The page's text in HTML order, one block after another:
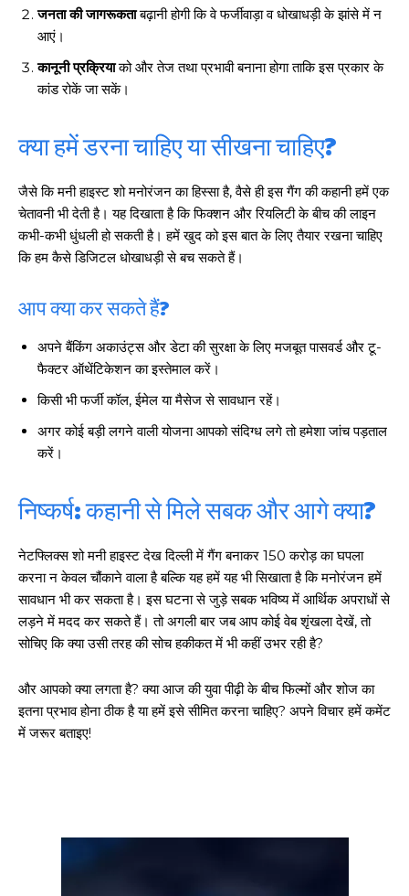
जनता की जागरूकताबढ़ानी होगी कि वे फर्जीवाड़ा व धोखाधड़ी के झांसे में न
आएं।
कानूनी प्रक्रियाको और तेज तथा प्रभावी बनाना होगा ताकि इस प्रकार के
कांड रोकें जा सकें।
क्या हमें डरना चाहिए या सीखना चाहिए?
जैसे कि मनी हाइस्ट शो मनोरंजन का हिस्सा है, वैसे ही इस गैंग की कहानी हमें एक
चेतावनी भी देती है। यह दिखाता है कि फिक्शन और रियलिटी के बीच की लाइन
कभी-कभी धुंधली हो सकती है। हमें खुद को इस बात के लिए तैयार रखना चाहिए
कि हम कैसे डिजिटल धोखाधड़ी से बच सकते हैं।
आप क्या कर सकते हैं?
अपने बैंकिंग अकाउंट्स और डेटा की सुरक्षा के लिए मजबूत पासवर्ड और टू-
फैक्टर ऑथेंटिकेशन का इस्तेमाल करें।
किसी भी फर्जी कॉल, ईमेल या मैसेज से सावधान रहें।
अगर कोई बड़ी लगने वाली योजना आपको संदिग्ध लगे तो हमेशा जांच पड़ताल
करें।
निष्कर्ष: कहानी से मिले सबक और आगे क्या?
नेटफ्लिक्स शो मनी हाइस्ट देख दिल्ली में गैंग बनाकर 150 करोड़ का घपला
करना न केवल चौंकाने वाला है बल्कि यह हमें यह भी सिखाता है कि मनोरंजन हमें
सावधान भी कर सकता है। इस घटना से जुड़े सबक भविष्य में आर्थिक अपराधों से
लड़ने में मदद कर सकते हैं। तो अगली बार जब आप कोई वेब शृंखला देखें, तो
सोचिए कि क्या उसी तरह की सोच हकीकत में भी कहीं उभर रही है?
और आपको क्या लगता है? क्या आज की युवा पीढ़ी के बीच फिल्मों और शोज का
इतना प्रभाव होना ठीक है या हमें इसे सीमित करना चाहिए? अपने विचार हमें कमेंट
में जरूर बताइए!